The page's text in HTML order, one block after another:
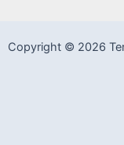
Copyright © 2026